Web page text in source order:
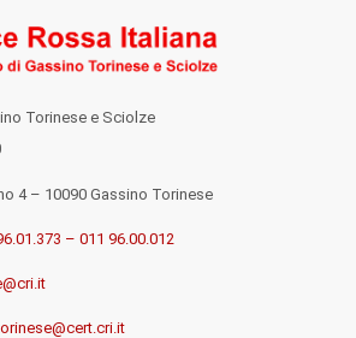
Torinese e Sciolze
4 – 10090 Gassino Torinese
– 011 96.00.012